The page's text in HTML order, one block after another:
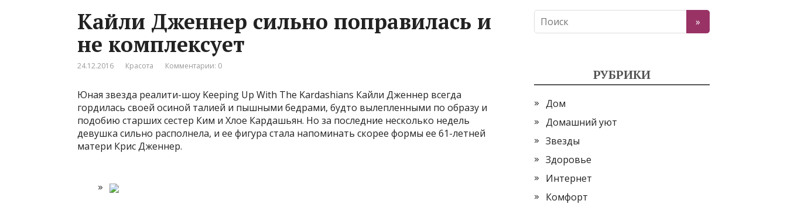
Кайли Дженнер сильно поправилась и
не комплексует
24.12.2016 Красота Комментарии: 0
Юная звезда реалити-шоу Keeping Up With The Kardashians Кайли Дженнер всегда
гордилась своей осиной талией и пышными бедрами, будто вылепленными по образу и
подобию старших сестер Ким и Хлое Кардашьян. Но за последние несколько недель
девушка сильно располнела, и ее фигура стала напоминать скорее формы ее 61-летней
матери Крис Дженнер.
РУБРИКИ
Дом
Домашний уют
Звезды
Здоровье
Интернет
Комфорт